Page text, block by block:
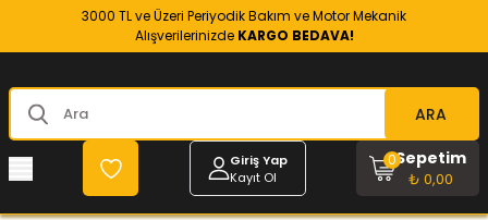
3000 TL ve Üzeri Periyodik Bakım ve Motor Mekanik
Alışverilerinizde KARGO BEDAVA!
ARA
Giriş Yap
Kayıt Ol
Sepetim
₺ 0,00
0